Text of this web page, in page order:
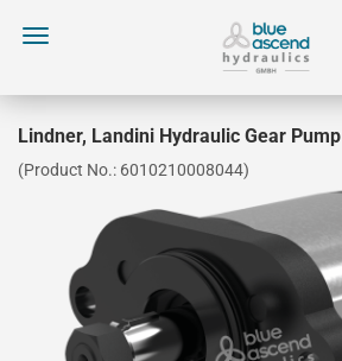
Lindner, Landini Hydraulic Gear Pump
(Product No.: 6010210008044)